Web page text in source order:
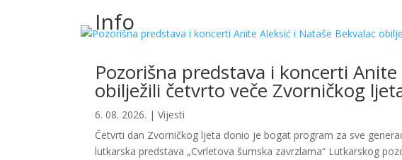
Info
Pozorišna predstava i koncerti
obilježili četvrto veče Zvorničkog
6. 08. 2026. |Vijesti
Četvrti dan Zvorničkog ljeta donio je bogat program za sve
lutkarska predstava „Cvrletova šumska zavrzlama“ Lutkarskog